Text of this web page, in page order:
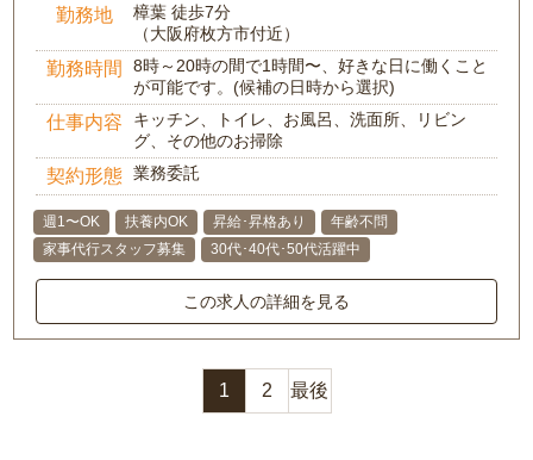
勤務地
樟葉 徒歩7分
（大阪府枚方市付近）
勤務時間
8時～20時の間で1時間〜、好きな日に働くこと
が可能です。(候補の日時から選択)
仕事内容
キッチン、トイレ、お風呂、洗面所、リビン
グ、その他のお掃除
契約形態 業務委託
週1〜OK 扶養内OK 昇給･昇格あり
年齢不問
家事代行スタッフ募集
30代･40代･50代活躍中
この求人の詳細を見る
1 2 最後